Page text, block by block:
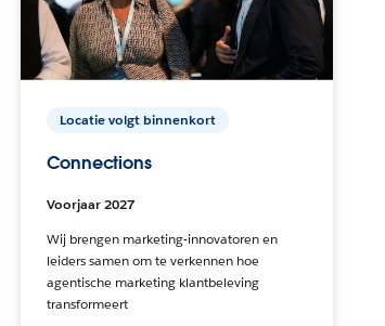
Locatie volgt binnenkort
Connections
Voorjaar 2027
Wij brengen marketing-innovatoren en
leiders samen om te verkennen hoe
agentische marketing klantbeleving
transformeert